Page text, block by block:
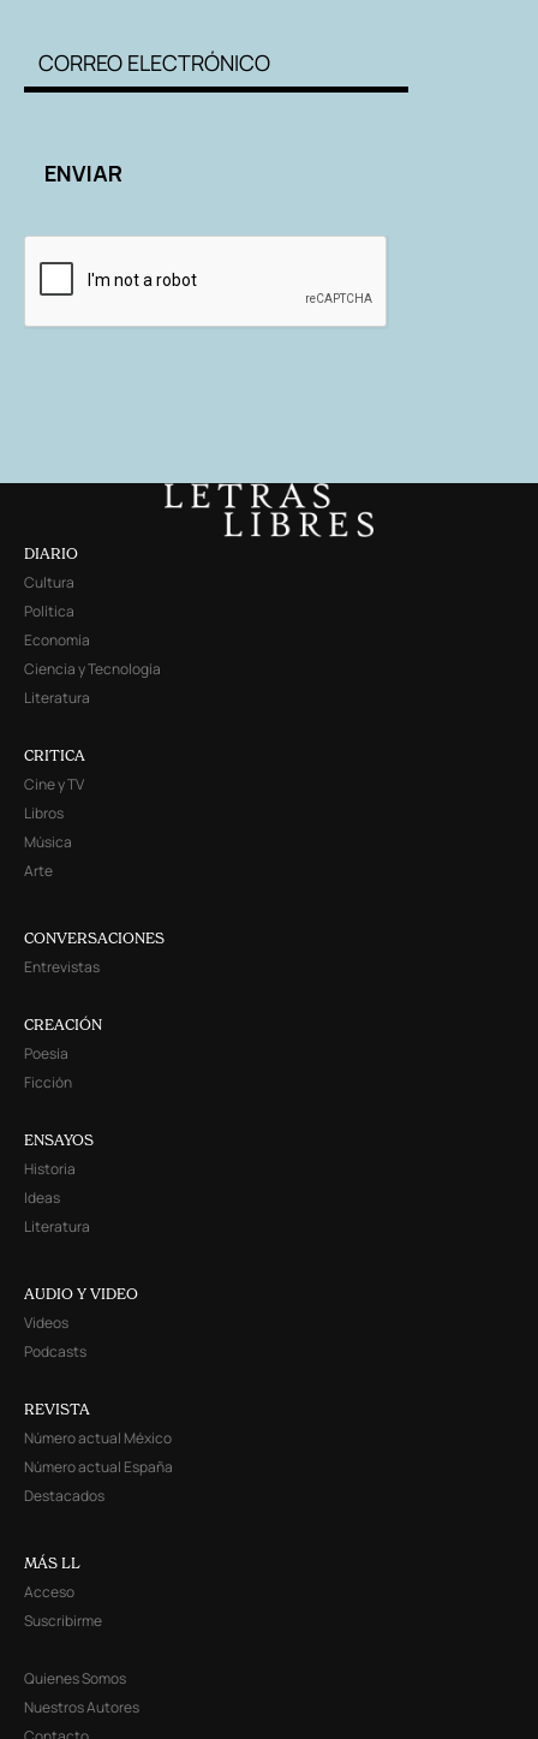
DIARIO
Cultura
Política
Economía
Ciencia y Tecnología
Literatura
CRITICA
Cine y TV
Libros
Música
Arte
CONVERSACIONES
Entrevistas
CREACIÓN
Poesía
Ficción
ENSAYOS
Historia
Ideas
Literatura
AUDIO Y VIDEO
Videos
Podcasts
REVISTA
Número actual México
Número actual España
Destacados
MÁS LL
Acceso
Suscribirme
Quienes Somos
Nuestros Autores